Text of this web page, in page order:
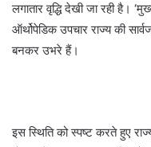
लगातार वृद्धि देखी जा रही है।
ऑर्थोपेडिक उपचार राज्य की
बनकर उभरे हैं।
इस स्थिति को स्पष्ट करते हुए